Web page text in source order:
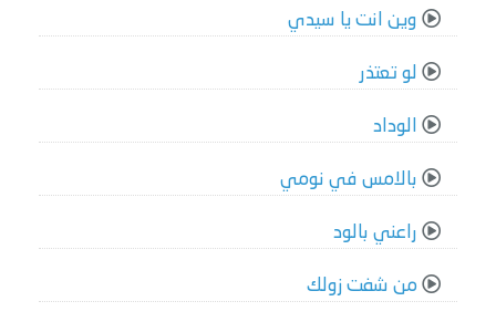
وين انت يا سيدي
لو تعتذر
الوداد
بالامس في نومي
راعني بالود
من شفت زولك